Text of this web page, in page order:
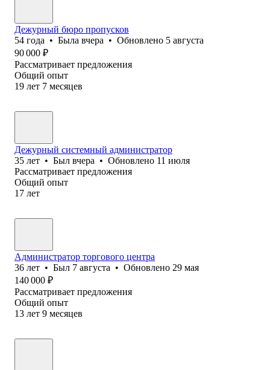
Дежурный бюро пропусков
54 года • Была вчера • Обновлено 5 августа
90 000 ₽
Рассматривает предложения
Общий опыт
19 лет 7 месяцев
Дежурный системный администратор
35 лет • Был вчера • Обновлено 11 июля
Рассматривает предложения
Общий опыт
17 лет
Администратор торгового центра
36 лет • Был 7 августа • Обновлено 29 мая
140 000 ₽
Рассматривает предложения
Общий опыт
13 лет 9 месяцев